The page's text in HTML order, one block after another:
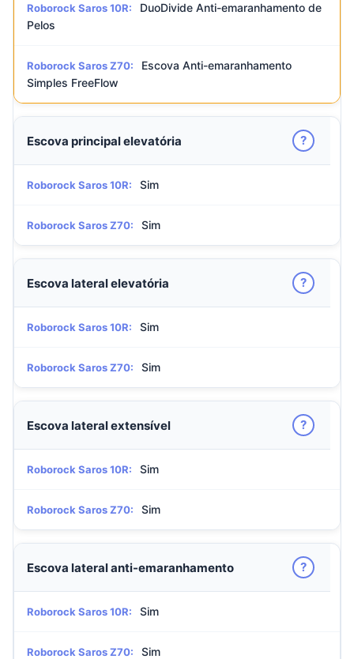
Roborock Saros 10R:
DuoDivide Anti-emaranhamento de
Pelos
Roborock Saros Z70:
Escova Anti-emaranhamento
Simples FreeFlow
Escova principal elevatória ?
Roborock Saros 10R: Sim
Roborock Saros Z70: Sim
Escova lateral elevatória ?
Roborock Saros 10R: Sim
Roborock Saros Z70: Sim
Escova lateral extensível ?
Roborock Saros 10R: Sim
Roborock Saros Z70: Sim
Escova lateral anti-emaranhamento ?
Roborock Saros 10R: Sim
Roborock Saros Z70: Sim